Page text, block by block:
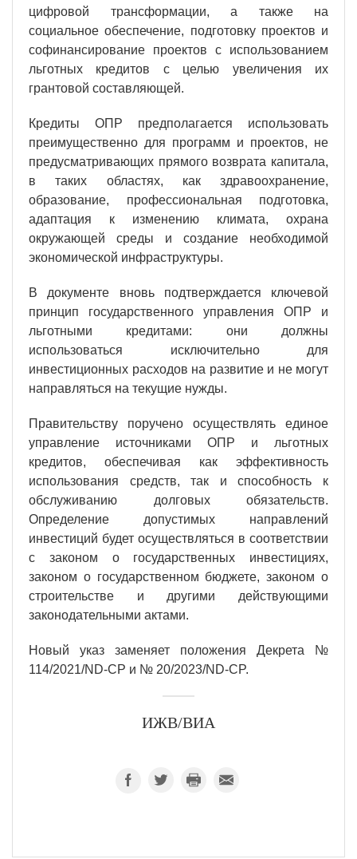
цифровой трансформации, а также на
социальное обеспечение, подготовку проектов и
софинансирование проектов с использованием
льготных кредитов с целью увеличения их
грантовой составляющей.
Кредиты ОПР предполагается использовать
преимущественно для программ и проектов, не
предусматривающих прямого возврата капитала,
в таких областях, как здравоохранение,
образование, профессиональная подготовка,
адаптация к изменению климата, охрана
окружающей среды и создание необходимой
экономической инфраструктуры.
В документе вновь подтверждается ключевой
принцип государственного управления ОПР и
льготными кредитами: они должны
использоваться исключительно для
инвестиционных расходов на развитие и не могут
направляться на текущие нужды.
Правительству поручено осуществлять единое
управление источниками ОПР и льготных
кредитов, обеспечивая как эффективность
использования средств, так и способность к
обслуживанию долговых обязательств.
Определение допустимых направлений
инвестиций будет осуществляться в соответствии
с законом о государственных инвестициях,
законом о государственном бюджете, законом о
строительстве и другими действующими
законодательными актами.
Новый указ заменяет положения Декрета №
114/2021/ND-CP и № 20/2023/ND-CP.
ИЖВ/ВИА